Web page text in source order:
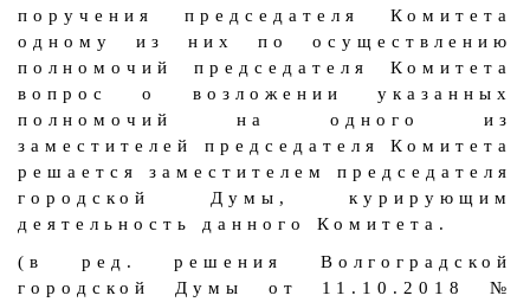
поручения председателя Комитета
одному из них по осуществлению
полномочий председателя Комитета
вопрос о возложении указанных
полномочий на одного из
заместителей председателя Комитета
решается заместителем председателя
городской Думы, курирующим
деятельность данного Комитета.
(в ред. решения Волгоградской
городской Думы от 11.10.2018 №